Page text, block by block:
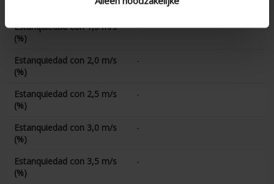
Estanquiedad con 1,5 m/s
(%)
-
Estanquiedad con 2,0 m/s
(%)
-
Estanquiedad con 2,5 m/s
(%)
-
Estanquiedad con 3,0 m/s
(%)
-
Estanquiedad con 3,5 m/s
(%)
-